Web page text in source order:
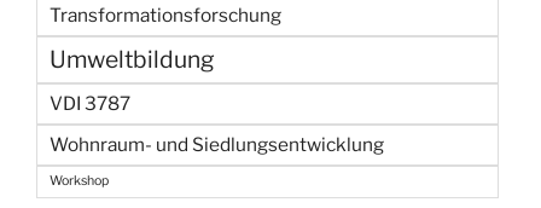
Transformationsforschung
Umweltbildung
VDI 3787
Wohnraum- und Siedlungsentwicklung
Workshop